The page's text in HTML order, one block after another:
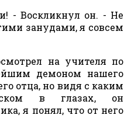
- Воскликнул он. - Не
занудами, я совсем
на учителя по
демоном нашего
отца, но видя с каким
в глазах, он
я понял, что от него